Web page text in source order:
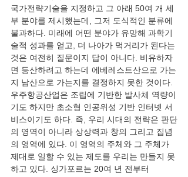
국가전략기술을 지정하고 그 아래 50여 개 세
부 분야를 제시했는데, 그저 도식적인 분류에
불과하다. 미래에 어떤 분야가 유망해 과학기
술적 성과를 얻고, 더 나아가 먹거리가 된다는
것은 여전히 질문이지 답이 아니다. 비유하자
면 등산하려고 하는데 에베레스트산으로 가는
지 남산으로 가는지를 결정하지 못한 것이다.
우주항공산업은 조립에 기반한 발사체 역량이
기도 하지만 초소형 인공위성 기반 인터넷 서
비스이기도 하다. 즉, 우리 시대의 전략은 판단
의 영역이 아니라 상상력과 창의 그리고 집념
의 영역에 있다. 이 영역의 주체와 그 주체가
제대로 일할 수 있는 제도를 우리는 만들지 못
하고 있다. 싱가포르는 20여 년 전부터